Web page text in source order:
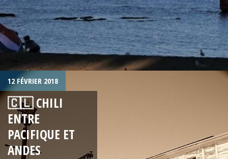
12 FÉVRIER 2018
🇨🇱 CHILI
ENTRE
PACIFIQUE ET
ANDES